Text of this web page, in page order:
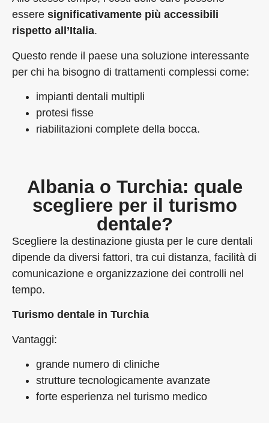
essere significativamente più accessibili
rispetto all’Italia.
Questo rende il paese una soluzione interessante
per chi ha bisogno di trattamenti complessi come:
impianti dentali multipli
protesi fisse
riabilitazioni complete della bocca.
Albania o Turchia: quale
scegliere per il turismo
dentale?
Scegliere la destinazione giusta per le cure dentali
dipende da diversi fattori, tra cui distanza, facilità di
comunicazione e organizzazione dei controlli nel
tempo.
Turismo dentale in Turchia
Vantaggi:
grande numero di cliniche
strutture tecnologicamente avanzate
forte esperienza nel turismo medico